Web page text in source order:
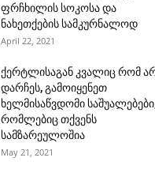
ფრჩხილის სოკოსა და
ნახეთქების სამკურნალოდ
April 22, 2021
ქერტლისაგან კვალიც რომ
დარჩეს, გამოიყენეთ
ხელმისაწვდომი
რომლებიც თქვენს
სამზარეულოშია
May 21, 2021